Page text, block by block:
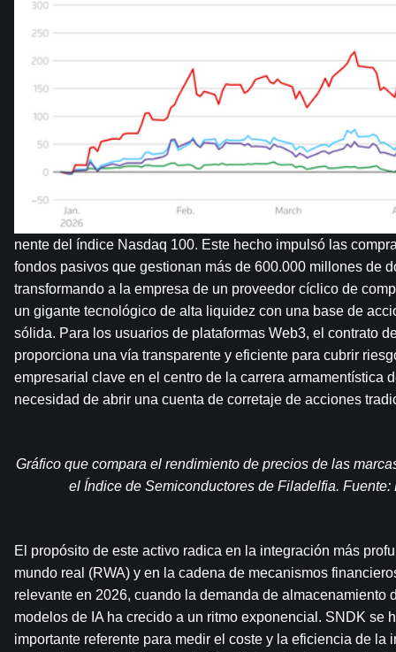
nente del índice Nasdaq 100. Este hecho impulsó las
fondos pasivos que gestionan más de 600.000 millones de
transformando a la empresa de un proveedor cíclico de
un gigante tecnológico de alta liquidez con una base de
sólida. Para los usuarios de plataformas Web3, el contrato
proporciona una vía transparente y eficiente para cubrir
empresarial clave en el centro de la carrera armamentística
necesidad de abrir una cuenta de corretaje de acciones
Gráfico que compara el rendimiento de precios de las
el Índice de Semiconductores de Filadelfia. Fuente:
El propósito de este activo radica en la integración más
mundo real (RWA) y en la cadena de mecanismos
relevante en 2026, cuando la demanda de almacenamiento
modelos de IA ha crecido a un ritmo exponencial. SNDK se
importante referente para medir el coste y la eficiencia de la